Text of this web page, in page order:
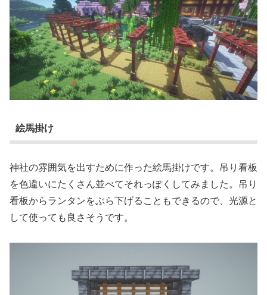
絵馬掛け
神社の雰囲気を出すために作った絵馬掛けです。吊り看板
を色違いにたくさん並べてそれっぽくしてみました。吊り
看板からランタンをぶら下げることもできるので、光源と
して使っても良さそうです。